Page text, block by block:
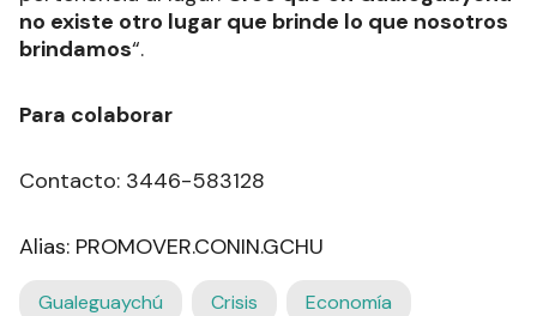
no existe otro lugar que brinde lo que nosotros
brindamos“.
Para colaborar
Contacto: 3446-583128
Alias: PROMOVER.CONIN.GCHU
Gualeguaychú Crisis Economía